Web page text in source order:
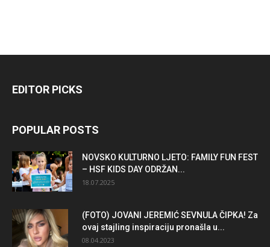
EDITOR PICKS
POPULAR POSTS
NOVSKO KULTURNO LJETO: FAMILY FUN FEST
– HSF KIDS DAY ODRŽAN...
18.07.2025
(FOTO) JOVANI JEREMIĆ SEVNULA ČIPKA! Za
ovaj stajling inspiraciju pronašla u...
08.04.2023